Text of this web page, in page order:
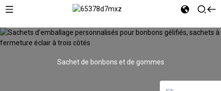
Sachet de bonbons et de gommes